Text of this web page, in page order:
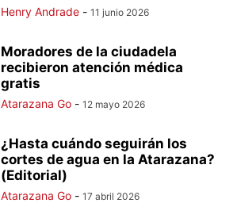
Henry Andrade - 11 junio 2026
Moradores de la ciudadela
recibieron atención médica
gratis
Atarazana Go - 12 mayo 2026
¿Hasta cuándo seguirán los
cortes de agua en la Atarazana?
(Editorial)
Atarazana Go - 17 abril 2026